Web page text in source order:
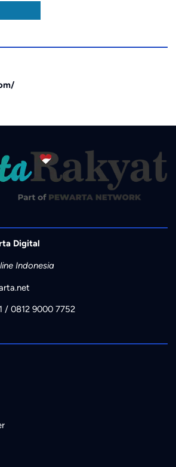
Digital
Indonesia
/ 0812 9000 7752